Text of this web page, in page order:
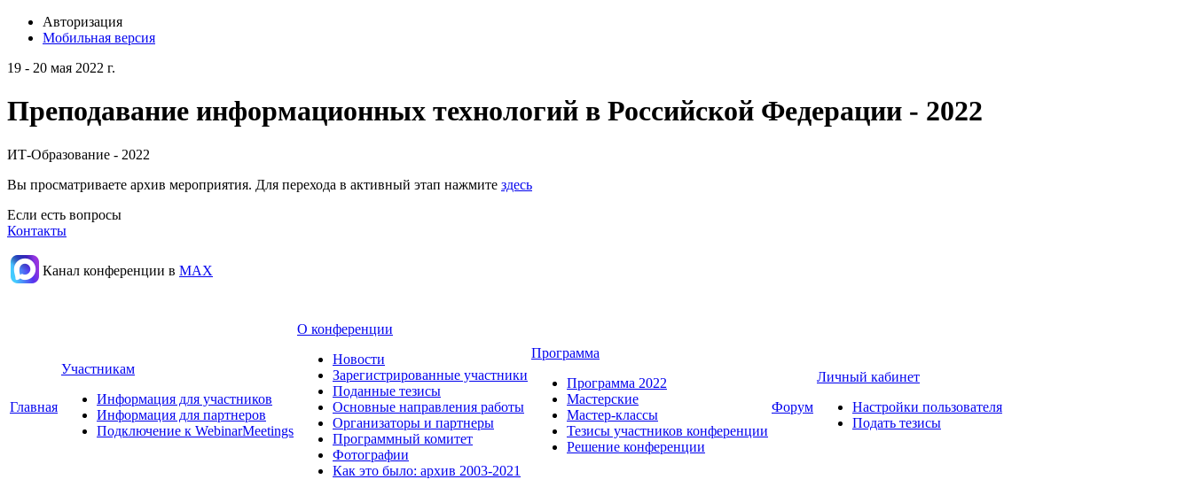
Авторизация
Мобильная версия
19 - 20 мая 2022 г.
Преподавание информационных технологий в Российской Федерации - 2022
ИТ-Образование - 2022
Вы просматриваете архив мероприятия. Для перехода в активный этап нажмите здесь
Если есть вопросы
Контакты
Канал конференции в МАХ
Главная
Участникам
Информация для участников
Информация для партнеров
Подключение к WebinarMeetings
О конференции
Новости
Зарегистрированные участники
Поданные тезисы
Основные направления работы
Организаторы и партнеры
Программный комитет
Фотографии
Как это было: архив 2003-2021
Программа
Программа 2022
Мастерские
Мастер-классы
Тезисы участников конференции
Решение конференции
Форум
Личный кабинет
Настройки пользователя
Подать тезисы